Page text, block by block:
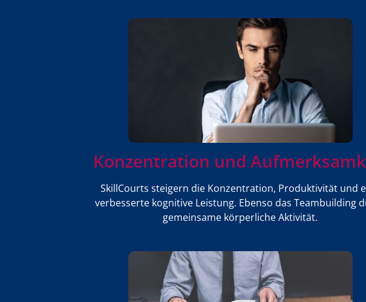
Konzentration und
SkillCourts steigern die Konzentration, Produktivität und
verbesserte kognitive Leistung. Ebenso das Teambuilding
gemeinsame körperliche Aktivität.